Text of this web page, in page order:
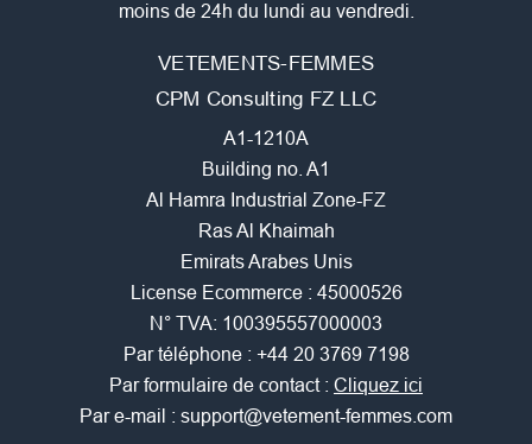
moins de 24h du lundi au vendredi.
VETEMENTS-FEMMES
CPM Consulting FZ LLC
A1-1210A
Building no. A1
Al Hamra Industrial Zone-FZ
Ras Al Khaimah
Emirats Arabes Unis
License Ecommerce : 45000526
N° TVA: 100395557000003
Par téléphone : +44 20 3769 7198
Par formulaire de contact : Cliquez ici
Par e-mail : support@vetement-femmes.com